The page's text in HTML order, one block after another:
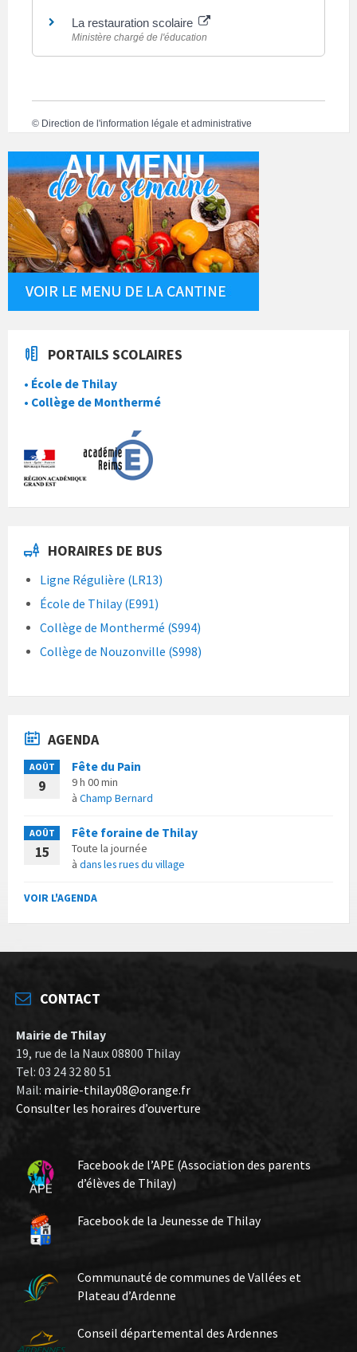
La restauration scolaire
Ministère chargé de l'éducation
© Direction de l'information légale et administrative
PORTAILS SCOLAIRES
• École de Thilay
• Collège de Monthermé
HORAIRES DE BUS
Ligne Régulière (LR13)
École de Thilay (E991)
Collège de Monthermé (S994)
Collège de Nouzonville (S998)
AGENDA
AOÛT
9
Fête du Pain
9 h 00 min
à Champ Bernard
AOÛT
15
Fête foraine de Thilay
Toute la journée
à dans les rues du village
VOIR L'AGENDA
CONTACT
Mairie de Thilay
19, rue de la Naux 08800 Thilay
Tel: 03 24 32 80 51
Mail: mairie-thilay08@orange.fr
Consulter les horaires d’ouverture
Facebook de l’APE (Association des parents
d’élèves de Thilay)
Facebook de la Jeunesse de Thilay
Communauté de communes de Vallées et
Plateau d’Ardenne
Conseil départemental des Ardennes